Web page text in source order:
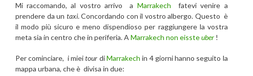
Mi raccomando, al vostro arrivo a Marrakech fatevi venire a
prendere da un taxi. Concordando con il vostro albergo. Questo è
il modo più sicuro e meno dispendioso per raggiungere la vostra
meta sia in centro che in periferia. A Marrakech non eissteuber !
Per cominciare, i mieitour diMarrakech in 4 giorni hanno seguito la
mappa urbana, che è divisa in due: